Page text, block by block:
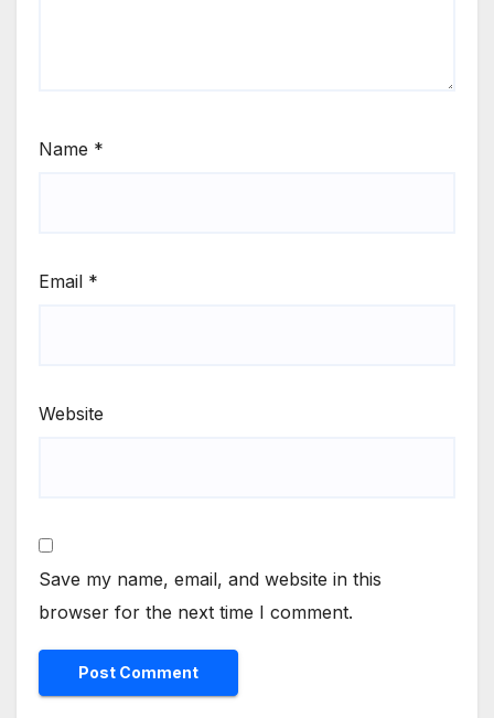
Name *
Email *
Website
Save my name, email, and website in this
browser for the next time I comment.